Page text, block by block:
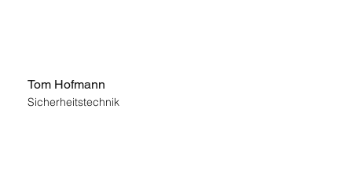
Tom Hofmann
Sicherheitstechnik